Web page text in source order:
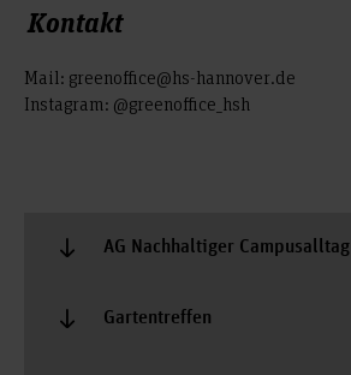
Kontakt
Mail: greenoffice@hs-hannover.de
Instagram: @greenoffice_hsh
AG Nachhaltiger Campusalltag
Gartentreffen